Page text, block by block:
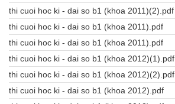
thi cuoi hoc ki - dai so b1 (khoa 2011)(2).pdf
thi cuoi hoc ki - dai so b1 (khoa 2011).pdf
thi cuoi hoc ki - dai so b1 (khoa 2011).pdf
thi cuoi hoc ki - dai so b1 (khoa 2012)(1).pdf
thi cuoi hoc ki - dai so b1 (khoa 2012)(2).pdf
thi cuoi hoc ki - dai so b1 (khoa 2012).pdf